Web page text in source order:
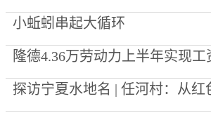
小蚯蚓串起大循环
隆德4.36万劳动力上半年实现工
探访宁夏水地名 | 任河村：从